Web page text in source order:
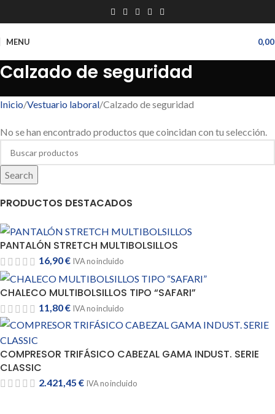
MENU
Calzado de seguridad
PRODUCTOS DESTACADOS
PANTALÓN STRETCH MULTIBOLSILLOS
16,90€ IVA no incluido
CHALECO MULTIBOLSILLOS TIPO “SAFARI”
11,80€ IVA no incluido
COMPRESOR TRIFÁSICO CABEZAL GAMA INDUST. SERIE
CLASSIC
2.421,45 € IVA no incluido
Inicio Vestuario laboral Calzado de seguridad
No se han encontrado productos que coincidan con tu selección.
Search